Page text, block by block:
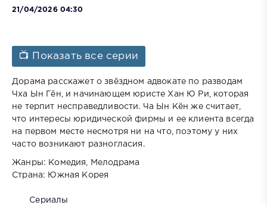
21/04/2026 04:30
📺 Показать все серии
Дорама расскажет о звёздном адвокате по разводам
Чха Ын Гён, и начинающем юристе Хан Ю Ри, которая
не терпит несправедливости. Ча Ын Кён же считает,
что интересы юридической фирмы и ее клиента всегда
на первом месте несмотря ни на что, поэтому у них
часто возникают разногласия.
Жанры: Комедия, Мелодрама
Страна: Южная Корея
Сериалы